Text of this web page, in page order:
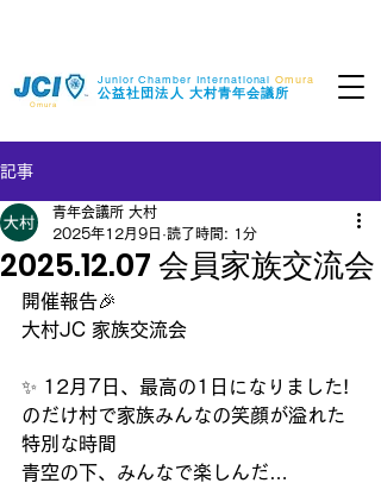
Junior Chamber International Omura
​公益社団法人 大村青年会議所
Omura
記事
2025.12.07 会員家族交流会
青年会議所 大村
2025年12月9日 読了時間: 1分
開催報告🎉
大村JC 家族交流会
✨ 12月7日、最高の1日になりました!
のだけ村で家族みんなの笑顔が溢れた
特別な時間
青空の下、みんなで楽しんだ…